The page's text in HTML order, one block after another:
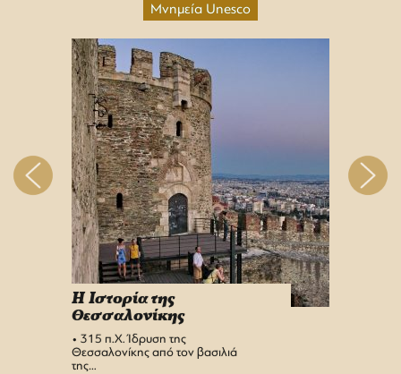
Μνημεία Unesco
H Iστορία της
Θεσσαλονίκης
• 315 π.Χ. Ίδρυση της
Θεσσαλονίκης από τον βασιλιά
της…